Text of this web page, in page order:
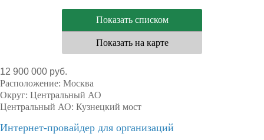
Показать списком
Показать на карте
12 900 000 руб.
Расположение: Москва
Округ: Центральный АО
Центральный АО: Кузнецкий мост
Интернет-провайдер для организаций